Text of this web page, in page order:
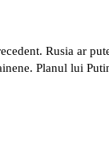
Rusia ar
Planul lui